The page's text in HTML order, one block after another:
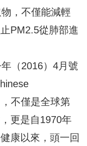
，不僅能減輕
PM2.5從肺部進
（2016）4月號
不僅是全球第
更是自1970年
康以來，頭一回